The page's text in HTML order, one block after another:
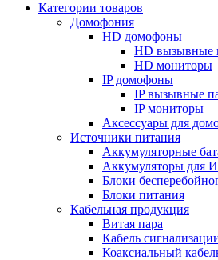
Категории товаров
Домофония
HD домофоны
HD вызывные
HD мониторы
IP домофоны
IP вызывные
IP мониторы
Аксессуары для
Источники питания
Аккумуляторные
Аккумуляторы для
Блоки
Блоки питания
Кабельная продукция
Витая пара
Кабель
Коаксиальный